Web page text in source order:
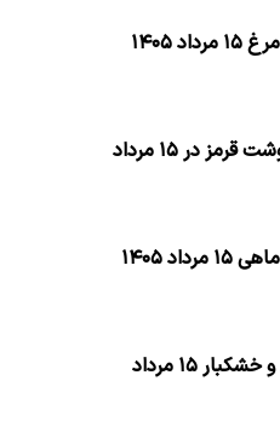
۱۴۰۵
قیمت روز گوشت قرمز در ۱۵ مرداد
۱۴۰۵
قیمت آجیل و خشکبار ۱۵ مرداد